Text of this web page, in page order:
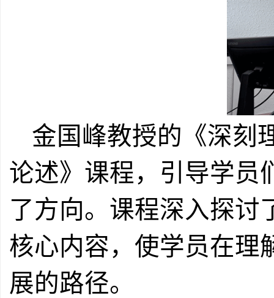
金国峰教授的《深刻
论述》课程，引导学员
了方向。课程深入探讨
核心内容，使学员在理
展的路径。